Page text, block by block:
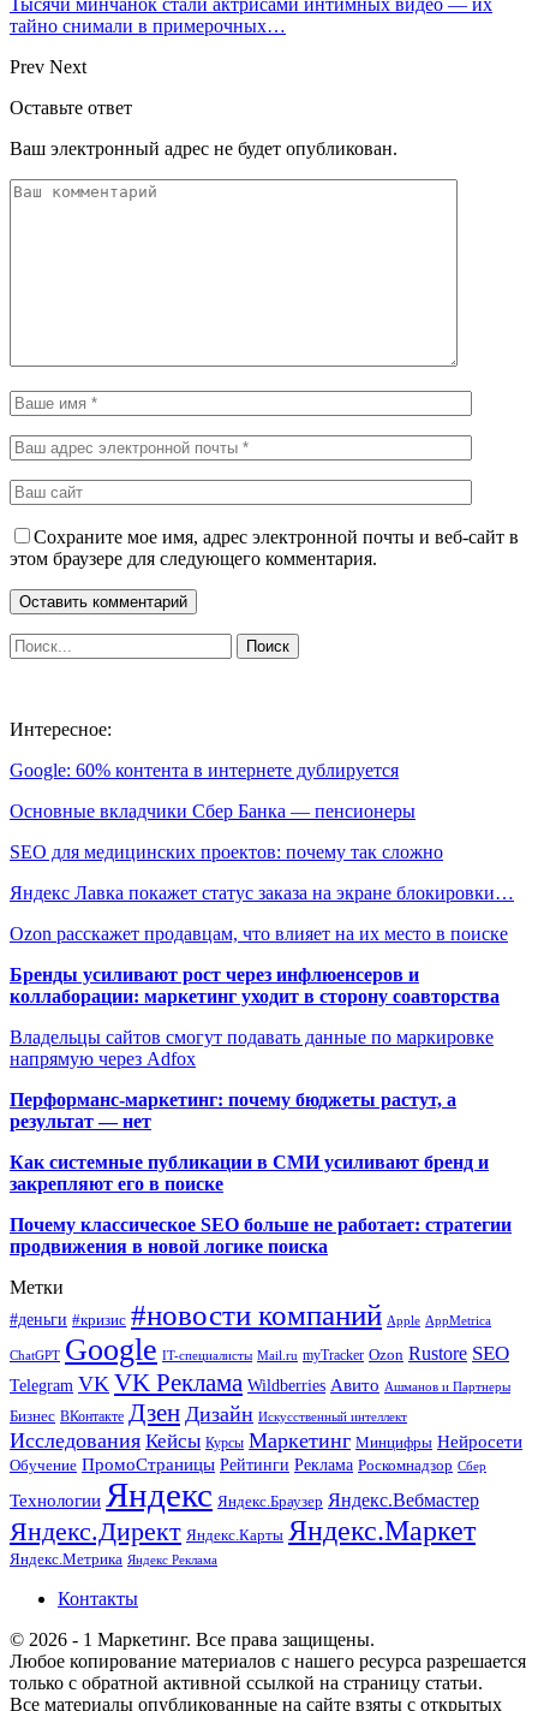
тайно снимали в примерочных…
Prev Next
Оставьте ответ
Ваш электронный адрес не будет опубликован.
Сохраните мое имя, адрес электронной почты и веб-сайт в
этом браузере для следующего комментария.
Интересное:
Google: 60% контента в интернете дублируется
Основные вкладчики Сбер Банка — пенсионеры
SEO для медицинских проектов: почему так сложно
Яндекс Лавка покажет статус заказа на экране блокировки…
Ozon расскажет продавцам, что влияет на их место в поиске
Бренды усиливают рост через инфлюенсеров и
коллаборации: маркетинг уходит в сторону соавторства
Владельцы сайтов смогут подавать данные по маркировке
напрямую через Adfox
Перформанс-маркетинг: почему бюджеты растут, а
результат — нет
Как системные публикации в СМИ усиливают бренд и
закрепляют его в поиске
Почему классическое SEO больше не работает: стратегии
продвижения в новой логике поиска
Метки
#деньги #кризис #новости компаний Apple AppMetrica
ChatGPT Google IT-специалисты Mail.ru myTracker Ozon Rustore SEO
Telegram VK VK Реклама Wildberries Авито Ашманов и Партнеры
Бизнес ВКонтакте Дзен Дизайн Искусственный интеллект
Исследования Кейсы Курсы Маркетинг Минцифры Нейросети
Обучение ПромоСтраницы Рейтинги Реклама Роскомнадзор Сбер
Технологии Яндекс Яндекс.Браузер Яндекс.Вебмастер
Яндекс.Директ Яндекс.Карты Яндекс.Маркет
Яндекс.Метрика Яндекс Реклама
Контакты
© 2026 - 1 Маркетинг. Все права защищены.
Любое копирование материалов с нашего ресурса разрешается
только с обратной активной ссылкой на страницу статьи.
Все материалы опубликованные на сайте взяты с открытых